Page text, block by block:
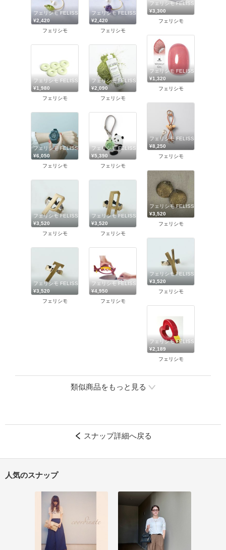
フェリシモ FELISSIMO
¥3,300
フェリシモ
フェリシモ FELISSIMO
¥2,420
フェリシモ
フェリシモ FELISSIMO
¥2,420
フェリシモ
フェリシモ FELISSIMO
¥1,320
フェリシモ
フェリシモ FELISSIMO
¥1,980
フェリシモ
フェリシモ FELISSIMO
¥2,090
フェリシモ
フェリシモ FELISSIMO
¥8,250
フェリシモ
フェリシモ FELISSIMO
¥6,050
フェリシモ
フェリシモ FELISSIMO
¥5,390
フェリシモ
フェリシモ FELISSIMO
¥3,520
フェリシモ
フェリシモ FELISSIMO
¥3,520
フェリシモ
フェリシモ FELISSIMO
¥3,520
フェリシモ
フェリシモ FELISSIMO
¥3,520
フェリシモ
フェリシモ FELISSIMO
¥3,520
フェリシモ
フェリシモ FELISSIMO
¥4,950
フェリシモ
フェリシモ FELISSIMO
¥2,189
フェリシモ
類似商品をもっと見る
スナップ詳細へ戻る
人気のスナップ